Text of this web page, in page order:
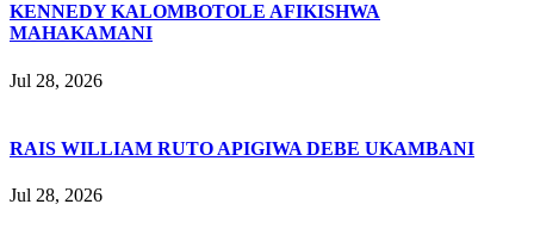
KENNEDY KALOMBOTOLE AFIKISHWA
MAHAKAMANI
Jul 28, 2026
RAIS WILLIAM RUTO APIGIWA DEBE UKAMBANI
Jul 28, 2026